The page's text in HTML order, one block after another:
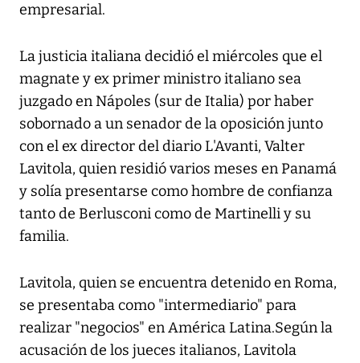
empresarial.
La justicia italiana decidió el miércoles que el
magnate y ex primer ministro italiano sea
juzgado en Nápoles (sur de Italia) por haber
sobornado a un senador de la oposición junto
con el ex director del diario L'Avanti, Valter
Lavitola, quien residió varios meses en Panamá
y solía presentarse como hombre de confianza
tanto de Berlusconi como de Martinelli y su
familia.
Lavitola, quien se encuentra detenido en Roma,
se presentaba como "intermediario" para
realizar "negocios" en América Latina.Según la
acusación de los jueces italianos, Lavitola